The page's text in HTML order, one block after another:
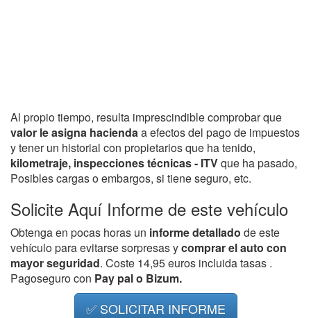
Al propio tiempo, resulta imprescindible comprobar que
valor le asigna haciendaa efectos del pago de impuestos
y tener un historial con propietarios que ha tenido,
kilometraje, inspecciones técnicas - ITVque ha pasado,
Posibles cargas o embargos, si tiene seguro, etc.
Solicite Aquí Informe de este vehículo
Obtenga en pocas horas un informe detallado de este
vehículo para evitarse sorpresas ycomprar el auto con
mayor seguridad. Coste 14,95 euros incluida tasas .
Pagoseguro con Pay pal o Bizum.
✅ SOLICITAR INFORME